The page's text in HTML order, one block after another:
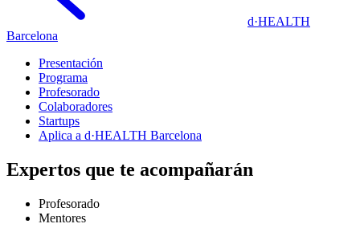
d·HEALTH
Barcelona
Presentación
Programa
Profesorado
Colaboradores
Startups
Aplica a d·HEALTH Barcelona
Expertos que te acompañarán
Profesorado
Mentores